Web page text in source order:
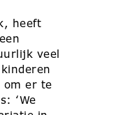
heeft
veel
om er te
‘We